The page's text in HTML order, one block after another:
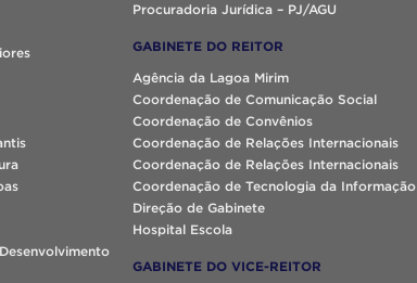
Procuradoria Jurídica – PJ/AGU
GABINETE DO REITOR
Agência da Lagoa Mirim
Coordenação de Comunicação Social
Coordenação de Convênios
Coordenação de Relações Internacionais
Coordenação de Relações Internacionais
Coordenação de Tecnologia da Informação
Direção de Gabinete
Hospital Escola
GABINETE DO VICE-REITOR